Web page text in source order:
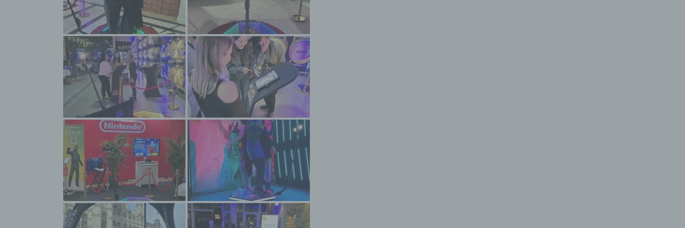
Daten, die darin besteht, dass diese personenbezogenen Daten verwendet
werden, um bestimmte persönliche Aspekte, die sich auf eine natürliche
Person beziehen, zu bewerten, insbesondere, um Aspekte bezüglich
Arbeitsleistung, wirtschaftlicher Lage, Gesundheit, persönlicher Vorlieben,
Interessen, Zuverlässigkeit, Verhalten, Aufenthaltsort oder Ortswechsel
dieser natürlichen Person zu analysieren oder vorherzusagen.
f) Pseudonymisierung
Pseudonymisierung ist die Verarbeitung personenbezogener Daten in
einer Weise, auf welche die personenbezogenen Daten ohne
Hinzuziehung zusätzlicher Informationen nicht mehr einer spezifischen
betroffenen Person zugeordnet werden können, sofern diese zusätzlichen
Informationen gesondert aufbewahrt werden und technischen und
organisatorischen Maßnahmen unterliegen, die gewährleisten, dass die
personenbezogenen Daten nicht einer identifizierten oder identifizierbaren
natürlichen Person zugewiesen werden.
g) Verantwortlicher oder für die Verarbeitung Verantwortlicher
Verantwortlicher oder für die Verarbeitung Verantwortlicher ist die
natürliche oder juristische Person, Behörde, Einrichtung oder andere
Stelle, die allein oder gemeinsam mit anderen über die Zwecke und Mittel